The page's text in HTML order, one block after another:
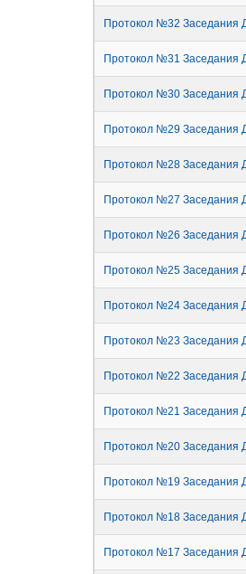
Протокол №32 Заседания
Протокол №31 Заседания
Протокол №30 Заседания
Протокол №29 Заседания
Протокол №28 Заседания
Протокол №27 Заседания
Протокол №26 Заседания
Протокол №25 Заседания
Протокол №24 Заседания
Протокол №23 Заседания
Протокол №22 Заседания
Протокол №21 Заседания
Протокол №20 Заседания
Протокол №19 Заседания
Протокол №18 Заседания
Протокол №17 Заседания